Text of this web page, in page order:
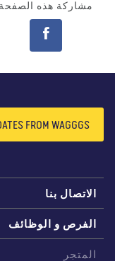
مشاركة هذه الصفحة
UPDATES FROM WAGGGS
بنا
و الوظائف